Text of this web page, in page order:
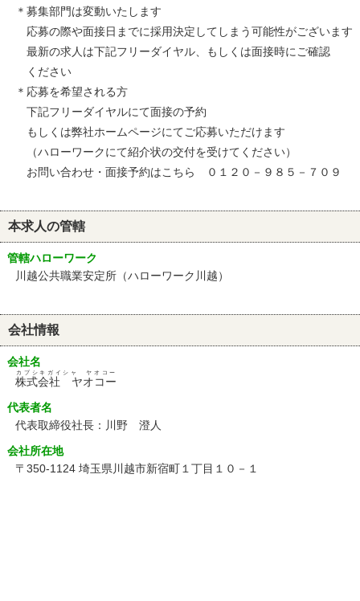
＊募集部門は変動いたします
応募の際や面接日までに採用決定してしまう可能性がございます
最新の求人は下記フリーダイヤル、もしくは面接時にご確認
ください
＊応募を希望される方
下記フリーダイヤルにて面接の予約
もしくは弊社ホームページにてご応募いただけます
（ハローワークにて紹介状の交付を受けてください）
お問い合わせ・面接予約はこちら ０１２０－９８５－７０９
本求人の管轄
管轄ハローワーク
川越公共職業安定所（ハローワーク川越）
会社情報
会社名
株式会社 ヤオコー
カブシキガイシャ ヤオコー
代表者名
代表取締役社長：川野 澄人
会社所在地
〒350-1124 埼玉県川越市新宿町１丁目１０－１